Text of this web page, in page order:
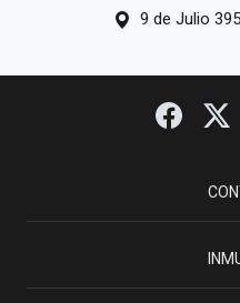
9 de Julio